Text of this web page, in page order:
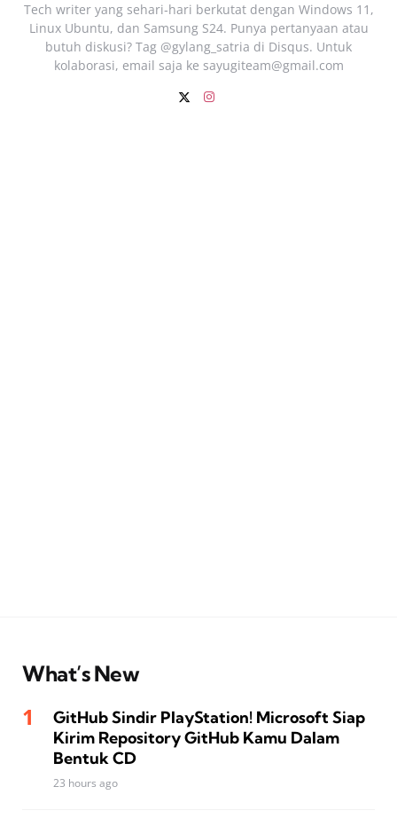
Tech writer yang sehari‑hari berkutat dengan Windows 11,
Linux Ubuntu, dan Samsung S24. Punya pertanyaan atau
butuh diskusi? Tag @gylang_satria di Disqus. Untuk
kolaborasi, email saja ke sayugiteam@gmail.com
What’s New
GitHub Sindir PlayStation! Microsoft Siap
Kirim Repository GitHub Kamu Dalam
Bentuk CD
23 hours ago